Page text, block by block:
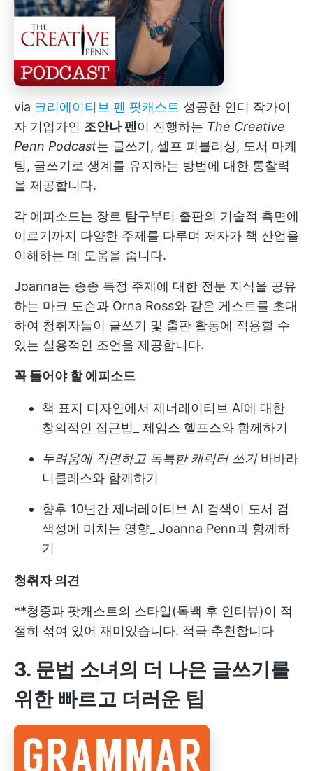
via 크리에이티브 펜 팟캐스트 성공한 인디 작가이
자 기업가인 조안나 펜 이 진행하는 The Creative
Penn Podcast는 글쓰기, 셀프 퍼블리싱, 도서 마케
팅, 글쓰기로 생계를 유지하는 방법에 대한 통찰력
을 제공합니다.
각 에피소드는 장르 탐구부터 출판의 기술적 측면에
이르기까지 다양한 주제를 다루며 저자가 책 산업을
이해하는 데 도움을 줍니다.
Joanna는 종종 특정 주제에 대한 전문 지식을 공유
하는 마크 도슨과 Orna Ross와 같은 게스트를 초대
하여 청취자들이 글쓰기 및 출판 활동에 적용할 수
있는 실용적인 조언을 제공합니다.
꼭 들어야 할 에피소드
책 표지 디자인에서 제너레이티브 AI에 대한
창의적인 접근법_ 제임스 헬프스와 함께하기
두려움에 직면하고 독특한 캐릭터 쓰기바바라
니클레스와 함께하기
향후 10년간 제너레이티브 AI 검색이 도서 검
색성에 미치는 영향_ Joanna Penn과 함께하
기
청취자 의견
**청중과 팟캐스트의 스타일(독백 후 인터뷰)이 적
절히 섞여 있어 재미있습니다. 적극 추천합니다
3. 문법 소녀의 더 나은 글쓰기를
위한 빠르고 더러운 팁